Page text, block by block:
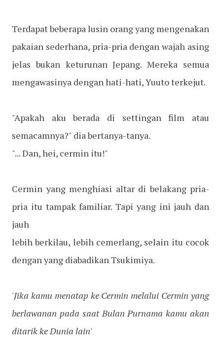
Terdapat beberapa lusin orang yang mengenakan
pakaian sederhana, pria-pria dengan wajah asing
jelas bukan keturunan Jepang. Mereka semua
mengawasinya dengan hati-hati, Yuuto terkejut.
"Apakah aku berada di settingan film atau
semacamnya?" dia bertanya-tanya.
"... Dan, hei, cermin itu!"
Cermin yang menghiasi altar di belakang pria-
pria itu tampak familiar. Tapi yang ini jauh dan
jauh
lebih berkilau, lebih cemerlang, selain itu cocok
dengan yang diabadikan Tsukimiya.
'Jika kamu menatap ke Cermin melalui Cermin yang
berlawanan pada saat Bulan Purnama kamu akan
ditarik ke Dunia lain'